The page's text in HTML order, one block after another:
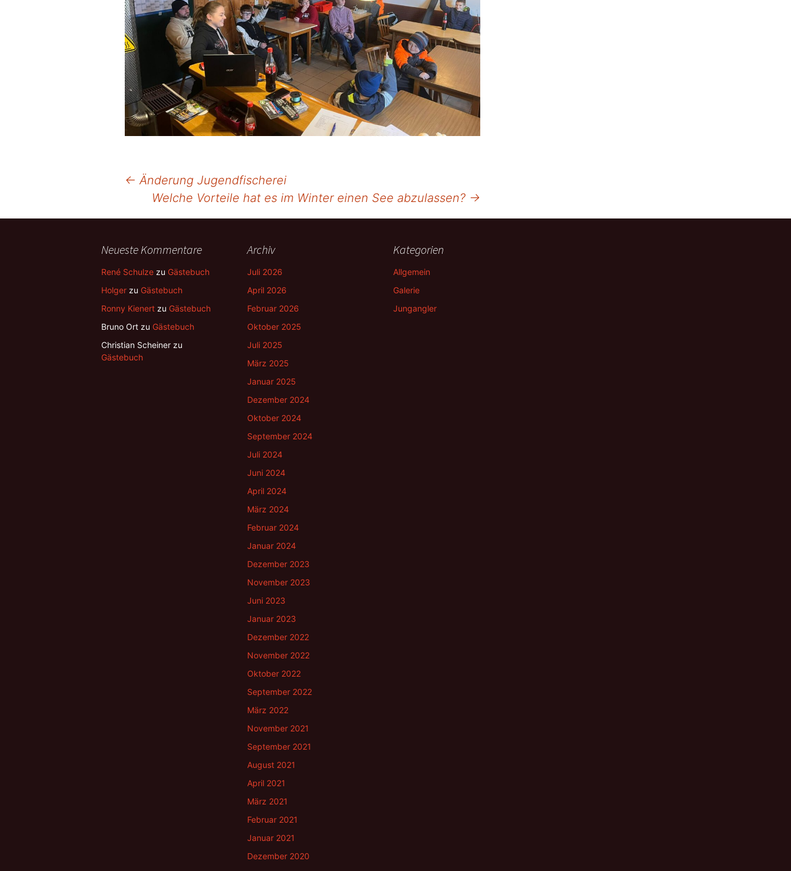
Beitragsnavigation
← Änderung Jugendfischerei
Welche Vorteile hat es im Winter einen See abzulassen? →
Neueste Kommentare
René Schulze zu Gästebuch
Holger zu Gästebuch
Ronny Kienert zu Gästebuch
Bruno Ort zu Gästebuch
Christian Scheiner zu
Gästebuch
Archiv
Juli 2026
April 2026
Februar 2026
Oktober 2025
Juli 2025
März 2025
Januar 2025
Dezember 2024
Oktober 2024
September 2024
Juli 2024
Juni 2024
April 2024
März 2024
Februar 2024
Januar 2024
Dezember 2023
November 2023
Juni 2023
Januar 2023
Dezember 2022
November 2022
Oktober 2022
September 2022
März 2022
November 2021
September 2021
August 2021
April 2021
März 2021
Februar 2021
Januar 2021
Dezember 2020
Kategorien
Allgemein
Galerie
Jungangler